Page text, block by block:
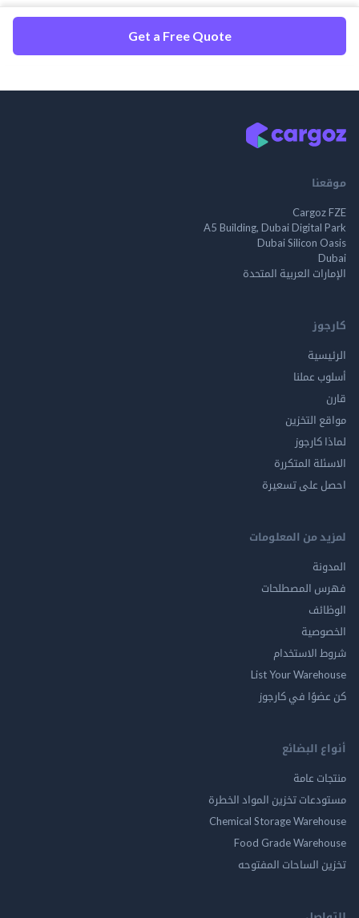
Get a Free Quote
موقعنا
Cargoz FZE
A5 Building, Dubai Digital Park
Dubai Silicon Oasis
Dubai
الإمارات العربية المتحدة
كارجوز
الرئيسية
أسلوب عملنا
قارن
مواقع التخزين
لماذا كارجوز
الاسئلة المتكررة
احصل على تسعيرة
لمزيد من المعلومات
المدونة
فهرس المصطلحات
الوظائف
الخصوصية
شروط الاستخدام
List Your Warehouse
كن عضوًا في كارجوز
أنواع البضائع
منتجات عامة
مستودعات تخزين المواد الخطرة
Chemical Storage Warehouse
Food Grade Warehouse
تخزين الساحات المفتوحه